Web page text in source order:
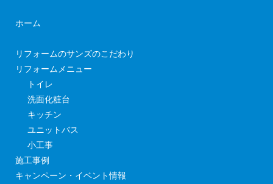
ホーム
リフォームのサンズのこだわり
リフォームメニュー
トイレ
洗面化粧台
キッチン
ユニットバス
小工事
施工事例
キャンペーン・イベント情報